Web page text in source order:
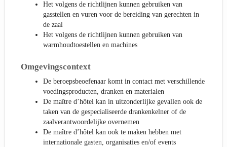
Het volgens de richtlijnen kunnen gebruiken van
gasstellen en vuren voor de bereiding van gerechten in
de zaal
Het volgens de richtlijnen kunnen gebruiken van
warmhoudtoestellen en machines
Omgevingscontext
De beroepsbeoefenaar komt in contact met verschillende
voedingsproducten, dranken en materialen
De maître d’hôtel kan in uitzonderlijke gevallen ook de
taken van de gespecialiseerde drankenkelner of de
zaalverantwoordelijke overnemen
De maître d’hôtel kan ook te maken hebben met
internationale gasten, organisaties en/of events